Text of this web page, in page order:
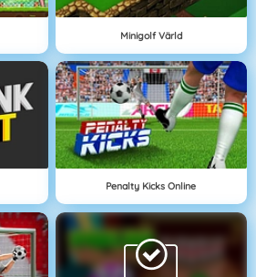
Minigolf Värld
Penalty Kicks Online